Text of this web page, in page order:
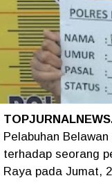
Pelabuhan
terhadap seorang
Raya pada Jumat,